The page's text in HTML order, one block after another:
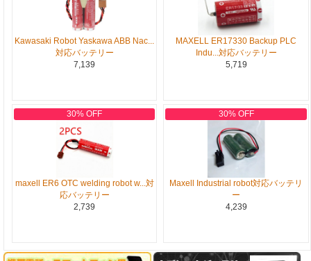
Kawasaki Robot Yaskawa ABB Nac...
対応バッテリー
7,139
MAXELL ER17330 Backup PLC
Indu...対応バッテリー
5,719
30% OFF
maxell ER6 OTC welding robot w...対
応バッテリー
2,739
30% OFF
Maxell Industrial robot対応バッテリ
ー
4,239